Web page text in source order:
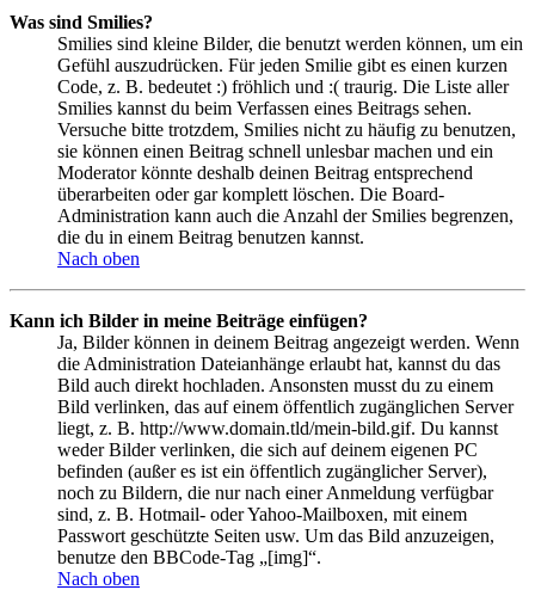
Was sind Smilies?
Smilies sind kleine Bilder, die benutzt werden können, um ein
Gefühl auszudrücken. Für jeden Smilie gibt es einen kurzen
Code, z. B. bedeutet :) fröhlich und :( traurig. Die Liste aller
Smilies kannst du beim Verfassen eines Beitrags sehen.
Versuche bitte trotzdem, Smilies nicht zu häufig zu benutzen,
sie können einen Beitrag schnell unlesbar machen und ein
Moderator könnte deshalb deinen Beitrag entsprechend
überarbeiten oder gar komplett löschen. Die Board-
Administration kann auch die Anzahl der Smilies begrenzen,
die du in einem Beitrag benutzen kannst.
Nach oben
Kann ich Bilder in meine Beiträge einfügen?
Ja, Bilder können in deinem Beitrag angezeigt werden. Wenn
die Administration Dateianhänge erlaubt hat, kannst du das
Bild auch direkt hochladen. Ansonsten musst du zu einem
Bild verlinken, das auf einem öffentlich zugänglichen Server
liegt, z. B. http://www.domain.tld/mein-bild.gif. Du kannst
weder Bilder verlinken, die sich auf deinem eigenen PC
befinden (außer es ist ein öffentlich zugänglicher Server),
noch zu Bildern, die nur nach einer Anmeldung verfügbar
sind, z. B. Hotmail- oder Yahoo-Mailboxen, mit einem
Passwort geschützte Seiten usw. Um das Bild anzuzeigen,
benutze den BBCode-Tag „[img]“.
Nach oben